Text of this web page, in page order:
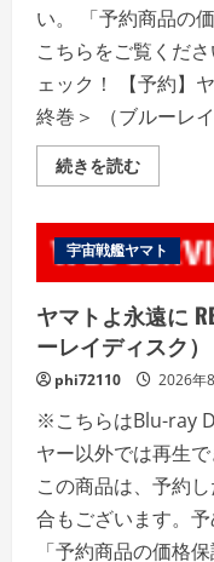
い。 「予約商品の
こちらをご覧くだ
ェック！ 【予約】
終巻＞ （ブルーレイ
続きを読むヤ
マ
永
遠
に
＜
最
終
巻
＞
詳
細
を
ご
覧
だ
さ
い
宇宙戦艦ヤマト
ヤマトよ永遠に
ーレイディスク）
phi72110 2026年
※こちらはBlu-ray
ヤー以外では再生
この商品は、予約
合もございます。予
「予約商品の価格